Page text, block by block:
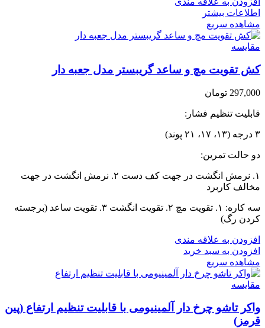
اطلاعات بیشتر
مشاهده سریع
مقایسه
کش تقویت مچ و ساعد گریبستر مدل جعبه دار
297,000 تومان
قابلیت تنظیم فشار:
۳ درجه (۱۳، ۱۷، ۲۱ پوند)
دو حالت تمرین:
۱. نرمش انگشت در جهت کف دست ۲. نرمش انگشت در جهت
مخالف کاربرد
سه کاره: ۱. تقویت مچ ۲. تقویت انگشت ۳. تقویت ساعد (برجسته
کردن رگ)
افزودن به علاقه مندی
افزودن به سبد خرید
مشاهده سریع
مقایسه
واکر تاشو چرخ دار آلمینیومی با قابلیت تنظیم ارتفاع (پین
قرمز)